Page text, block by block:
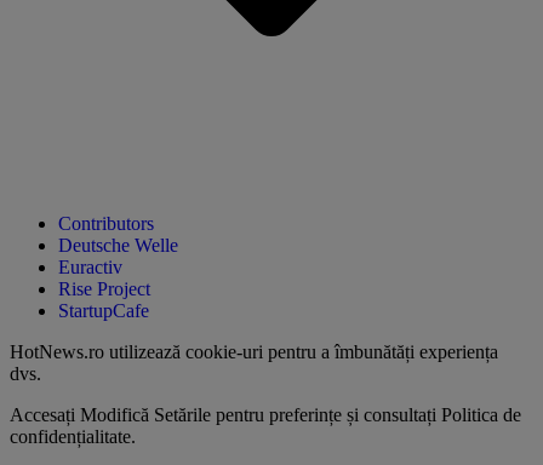
Contributors
Deutsche Welle
Euractiv
Rise Project
StartupCafe
HotNews.ro utilizează cookie-uri pentru a îmbunătăți experiența
dvs.
Accesați Modifică Setările pentru preferințe și consultați Politica de
confidențialitate.